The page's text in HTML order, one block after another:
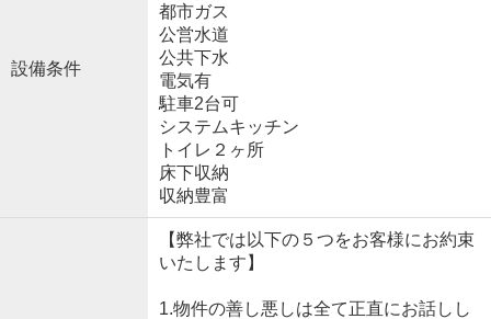
設備条件
都市ガス
公営水道
公共下水
電気有
駐車2台可
システムキッチン
トイレ２ヶ所
床下収納
収納豊富
【弊社では以下の５つをお客様にお約束
いたします】
1.物件の善し悪しは全て正直にお話しし